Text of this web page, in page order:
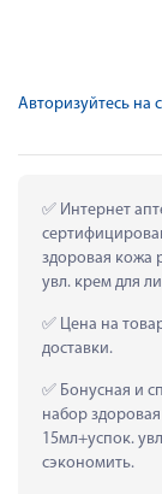
Авторизуйтесь на
Интернет
здоровая кожа
увл. крем для
Цена на
доставки.
Бонусная и
набор
15мл+успок.
сэкономить.